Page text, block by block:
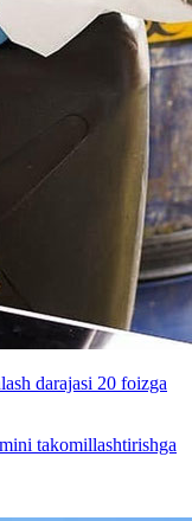
darajasi 20 foizga
takomillashtirishga